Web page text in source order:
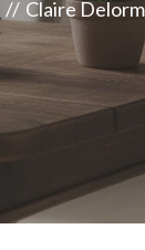
// Claire